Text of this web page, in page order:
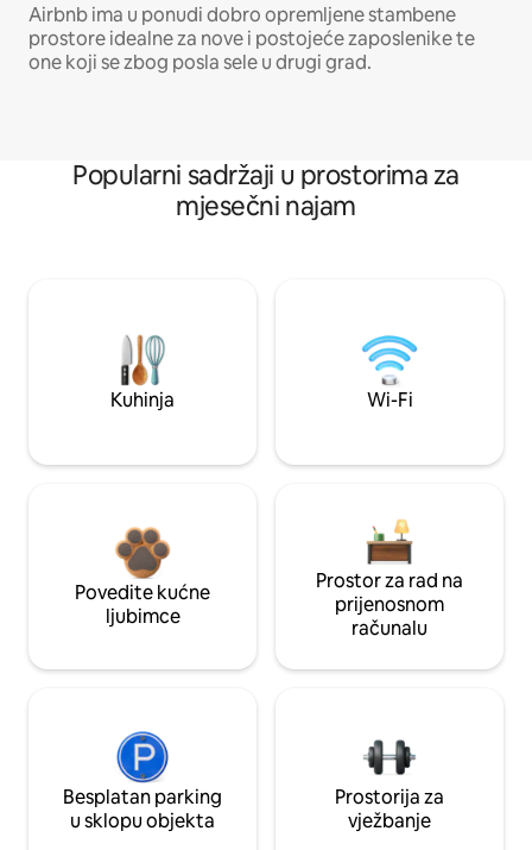
Airbnb ima u ponudi dobro opremljene stambene
prostore idealne za nove i postojeće zaposlenike te
one koji se zbog posla sele u drugi grad.
Popularni sadržaji u prostorima za
mjesečni najam
Kuhinja Wi-Fi
Povedite kućne
ljubimce
Prostor za rad na
prijenosnom
računalu
Besplatan parking
u sklopu objekta
Prostorija za
vježbanje